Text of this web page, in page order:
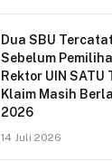
Dua SBU
Sebelum
Rektor UIN
Klaim Masih
2026
14 Juli 2026